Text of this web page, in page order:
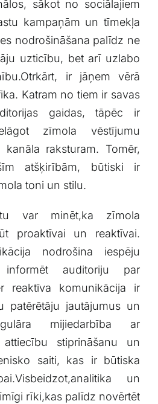
sākot no sociālajiem
kampaņām un tīmekļa
nodrošināšana⁢ palīdz ne
uzticību,⁤ bet arī uzlabo
ir jāņem⁤ vērā
Katram no tiem ir savas⁢
gaidas, tāpēc ir
zīmola vēstījumu
raksturam. Tomēr,
atšķirībām, ⁤būtiski ir
toni un stilu.
var minēt,ka ⁢zīmola
proaktīvai un reaktīvai.
nodrošina iespēju
⁣auditoriju par
reaktīva komunikācija ir
patērētāju ⁢jautājumus ⁣un
‌mijiedarbība ar
stiprināšanu un‌
saiti, kas ir ⁢būtiska
​un
rīki,kas ​palīdz‌ novērtēt